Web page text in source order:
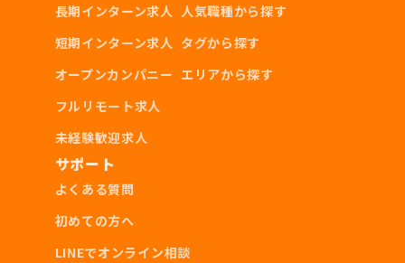
長期インターン求人
短期インターン求人
オープンカンパニー
フルリモート求人
未経験歓迎求人
人気職種から探す
タグから探す
エリアから探す
サポート
よくある質問
初めての方へ
LINEでオンライン相談